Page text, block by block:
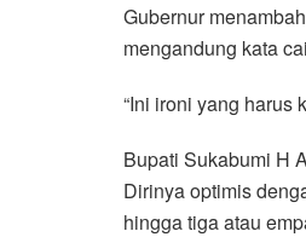
Gubernur
mengandung kata
“Ini ironi yang harus
Bupati Sukabumi H
Dirinya optimis
hingga tiga atau